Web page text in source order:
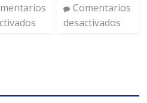
Comentarios
desactivados